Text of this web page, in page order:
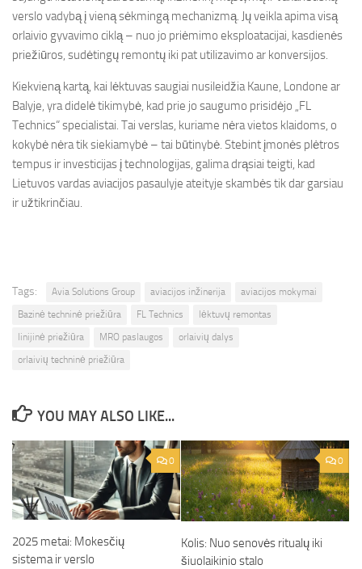
verslo vadybą į vieną sėkmingą mechanizmą. Jų veikla apima visą
orlaivio gyvavimo ciklą – nuo jo priėmimo eksploatacijai, kasdienės
priežiūros, sudėtingų remontų iki pat utilizavimo ar konversijos.
Kiekvieną kartą, kai lėktuvas saugiai nusileidžia Kaune, Londone ar
Balyje, yra didelė tikimybė, kad prie jo saugumo prisidėjo „FL
Technics“ specialistai. Tai verslas, kuriame nėra vietos klaidoms, o
kokybė nėra tik siekiamybė – tai būtinybė. Stebint įmonės plėtros
tempus ir investicijas į technologijas, galima drąsiai teigti, kad
Lietuvos vardas aviacijos pasaulyje ateityje skambės tik dar garsiau
ir užtikrinčiau.
Tags: Avia Solutions Group aviacijos inžinerija
aviacijos mokymai
Bazinė techninė priežiūra
FL Technics
lėktuvų remontas
linijinė priežiūra
MRO paslaugos
orlaivių dalys
orlaivių techninė priežiūra
YOU MAY ALSO LIKE...
0
2025 metai: Mokesčių
sistema ir verslo
0
Kolis: Nuo senovės ritualų iki
šiuolaikinio stalo